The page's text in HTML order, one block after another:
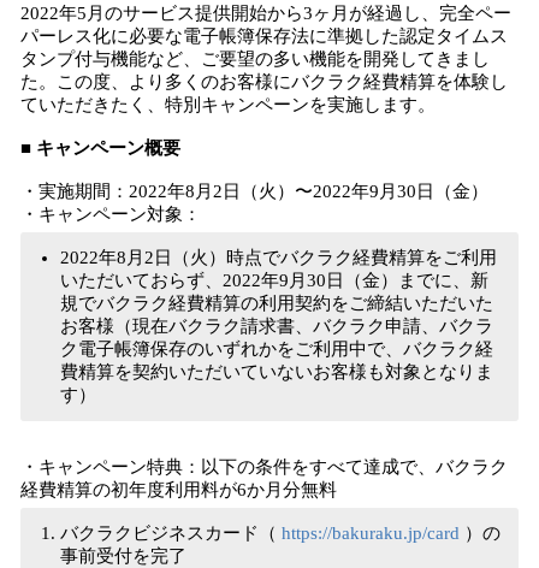
2022年5月のサービス提供開始から3ヶ月が経過し、完全ペー
パーレス化に必要な電子帳簿保存法に準拠した認定タイムス
タンプ付与機能など、ご要望の多い機能を開発してきまし
た。この度、より多くのお客様にバクラク経費精算を体験し
ていただきたく、特別キャンペーンを実施します。
■ キャンペーン概要
・実施期間：2022年8月2日（火）〜2022年9月30日（金）
・キャンペーン対象：
2022年8月2日（火）時点でバクラク経費精算をご利用
いただいておらず、2022年9月30日（金）までに、新
規でバクラク経費精算の利用契約をご締結いただいた
お客様（現在バクラク請求書、バクラク申請、バクラ
ク電子帳簿保存のいずれかをご利用中で、バクラク経
費精算を契約いただいていないお客様も対象となりま
す）
・キャンペーン特典：以下の条件をすべて達成で、バクラク
経費精算の初年度利用料が6か月分無料
バクラクビジネスカード（ ​​ https://bakuraku.jp/card ）の
事前受付を完了